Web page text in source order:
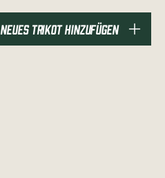
NEUES TRIKOT HINZUFÜGEN